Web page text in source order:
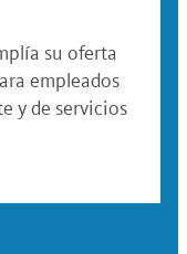
su oferta
empleados
y de servicios